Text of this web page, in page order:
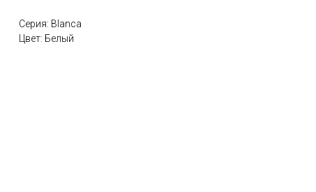
Серия: Blanca
Цвет: Белый